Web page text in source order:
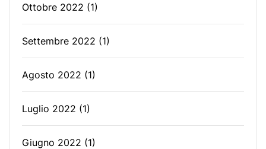
Ottobre 2022 (1)
Settembre 2022 (1)
Agosto 2022 (1)
Luglio 2022 (1)
Giugno 2022 (1)